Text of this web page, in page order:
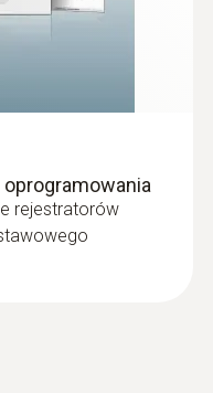
rejestratorów